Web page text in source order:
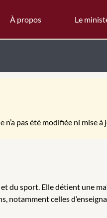
À propos Le
pas été modifiée ni mise à
du sport. Elle détient une
notamment celles